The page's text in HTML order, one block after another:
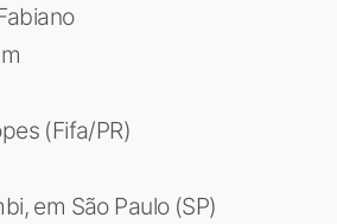
(Fifa/PR)
em São Paulo (SP)